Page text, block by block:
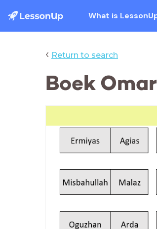
What is
‹ Return to search
Boek